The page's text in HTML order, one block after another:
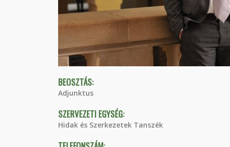
BEOSZTÁS:
Adjunktus
SZERVEZETI EGYSÉG:
Hidak és Szerkezetek Tanszék